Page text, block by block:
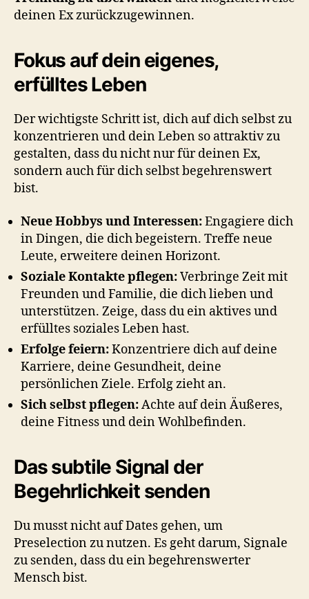
deinen Ex zurückzugewinnen.
Fokus auf dein eigenes,
erfülltes Leben
Der wichtigste Schritt ist, dich auf dich selbst zu
konzentrieren und dein Leben so attraktiv zu
gestalten, dass du nicht nur für deinen Ex,
sondern auch für dich selbst begehrenswert
bist.
Neue Hobbys und Interessen:Engagiere dich
in Dingen, die dich begeistern. Treffe neue
Leute, erweitere deinen Horizont.
Soziale Kontakte pflegen:Verbringe Zeit mit
Freunden und Familie, die dich lieben und
unterstützen. Zeige, dass du ein aktives und
erfülltes soziales Leben hast.
Erfolge feiern:Konzentriere dich auf deine
Karriere, deine Gesundheit, deine
persönlichen Ziele. Erfolg zieht an.
Sich selbst pflegen:Achte auf dein Äußeres,
deine Fitness und dein Wohlbefinden.
Das subtile Signal der
Begehrlichkeit senden
Du musst nicht auf Dates gehen, um
Preselection zu nutzen. Es geht darum, Signale
zu senden, dass du ein begehrenswerter
Mensch bist.